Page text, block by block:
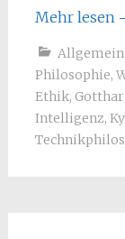
Mehr lesen
Allgemein,
Philosophie,
Ethik,
Intelligenz,